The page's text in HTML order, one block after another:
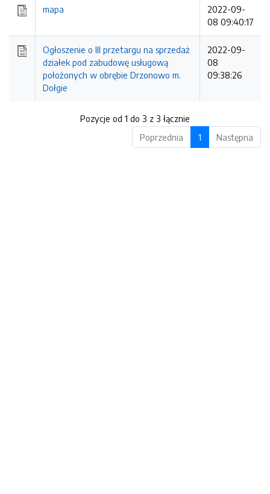
mapa
2022-09-
08 09:40:17
Ogłoszenie o III przetargu na sprzedaż
działek pod zabudowę usługową
położonych w obrębie Drzonowo m.
Dołgie
2022-09-
08
09:38:26
Pozycje od 1 do 3 z 3 łącznie
Poprzednia
1 Następna